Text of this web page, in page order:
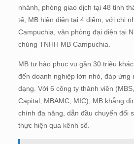
nhánh, phòng giao dịch tại 48 tỉnh
tế, MB hiện diện tại 4 điểm, với chi
Campuchia, văn phòng đại diện tại
chúng TNHH MB Campuchia.
MB tự hào phục vụ gần 30 triệu
đến doanh nghiệp lớn nhỏ, đáp ứng
dạng. Với 6 công ty thành viên
Capital, MBAMC, MIC), MB khẳng
chính đa năng, dẫn đầu chuyển đổi
thực hiện qua kênh số.